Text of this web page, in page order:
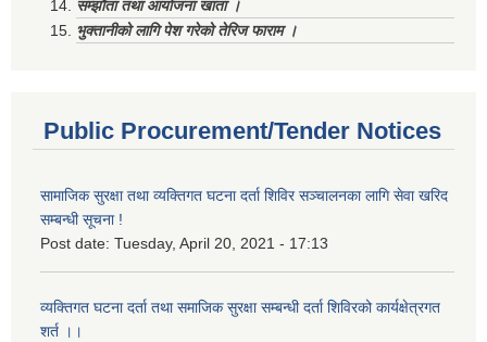
सम्झौता तथा आयोजना खाता ।
भुक्तानीको लागि पेश गरेको तेरिज फाराम ।
Public Procurement/Tender Notices
सामाजिक सुरक्षा तथा व्यक्तिगत घटना दर्ता शिविर सञ्चालनका लागि सेवा खरिद
सम्बन्धी सूचना !
Post date: Tuesday, April 20, 2021 - 17:13
व्यक्तिगत घटना दर्ता तथा समाजिक सुरक्षा सम्बन्धी दर्ता शिविरको कार्यक्षेत्रगत
शर्त ।।